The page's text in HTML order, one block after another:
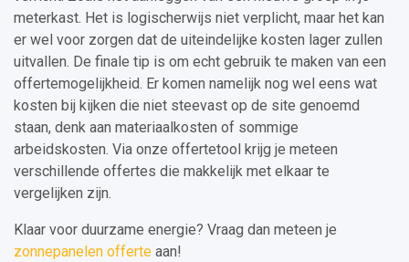
meterkast. Het is logischerwijs niet verplicht, maar het kan
er wel voor zorgen dat de uiteindelijke kosten lager zullen
uitvallen. De finale tip is om echt gebruik te maken van een
offertemogelijkheid. Er komen namelijk nog wel eens wat
kosten bij kijken die niet steevast op de site genoemd
staan, denk aan materiaalkosten of sommige
arbeidskosten. Via onze offertetool krijg je meteen
verschillende offertes die makkelijk met elkaar te
vergelijken zijn.
Klaar voor duurzame energie? Vraag dan meteen je
zonnepanelen offerte aan!